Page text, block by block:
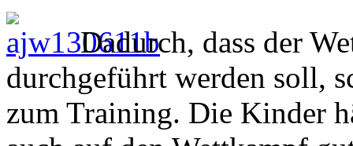
Dadurch, dass der
durchgeführt werden soll,
zum Training. Die Kinder